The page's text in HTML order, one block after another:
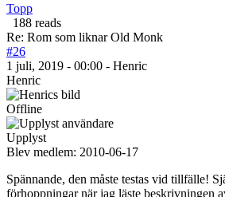
Topp
188 reads
Re: Rom som liknar Old Monk
#26
1 juli, 2019 - 00:00 - Henric
Henric
Offline
Upplyst
Blev medlem: 2010-06-17
Spännande, den måste testas vid tillfälle!
förhoppningar när jag läste beskrivningen